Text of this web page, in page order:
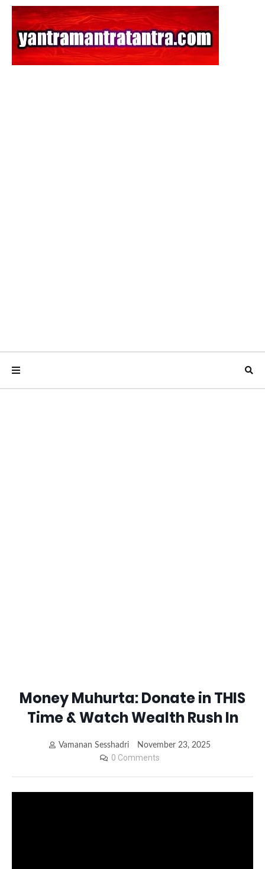
Money Muhurta: Donate in THIS
Time & Watch Wealth Rush In
Vamanan Sesshadri November 23, 2025
0 Comments